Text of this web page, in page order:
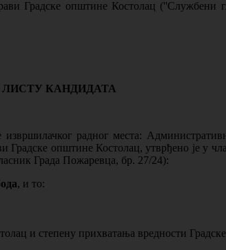
Градске општине Костолац (''Службени
ЛИСТУ КАНДИДАТА
радног места:
Градске општине Костолац, утврђено је у
Града Пожаревца, бр. 27/24):
, и то:
и степену прихватања вредности